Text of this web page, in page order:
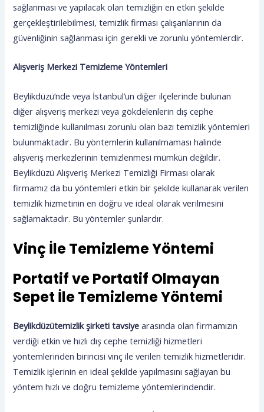
sağlanması ve yapılacak olan temizliğin en etkin şekilde
gerçekleştirilebilmesi, temizlik firması çalışanlarının da
güvenliğinin sağlanması için gerekli ve zorunlu yöntemlerdir.
Alışveriş Merkezi Temizleme Yöntemleri
Beylikdüzü’nde veya İstanbul’un diğer ilçelerinde bulunan
diğer alışveriş merkezi veya gökdelenlerin dış cephe
temizliğinde kullanılması zorunlu olan bazı temizlik yöntemleri
bulunmaktadır. Bu yöntemlerin kullanılmaması halinde
alışveriş merkezlerinin temizlenmesi mümkün değildir.
Beylikdüzü Alışveriş Merkezi Temizliği Firması olarak
firmamız da bu yöntemleri etkin bir şekilde kullanarak verilen
temizlik hizmetinin en doğru ve ideal olarak verilmesini
sağlamaktadır. Bu yöntemler şunlardır.
Vinç İle Temizleme Yöntemi
Portatif ve Portatif Olmayan
Sepet İle Temizleme Yöntemi
Beylikdüzütemizlik şirketi tavsiye arasında olan firmamızın
verdiği etkin ve hızlı dış cephe temizliği hizmetleri
yöntemlerinden birincisi vinç ile verilen temizlik hizmetleridir.
Temizlik işlerinin en ideal şekilde yapılmasını sağlayan bu
yöntem hızlı ve doğru temizleme yöntemlerindendir.